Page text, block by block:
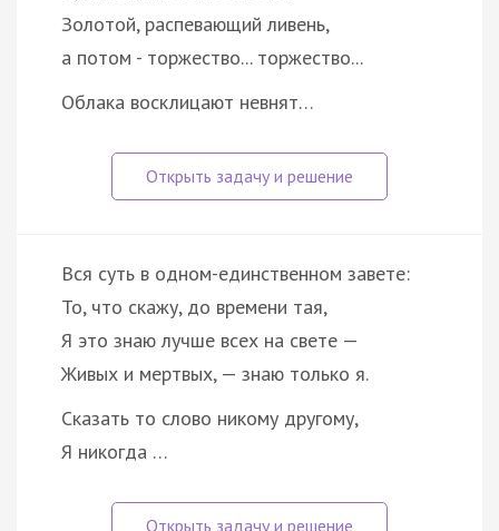
Золотой, распевающий ливень,
а потом - торжество... торжество...
Облака восклицают невнят…
Вся суть в одном-единственном завете:
То, что скажу, до времени тая,
Я это знаю лучше всех на свете —
Живых и мертвых, — знаю только я.
Сказать то слово никому другому,
Я никогда …